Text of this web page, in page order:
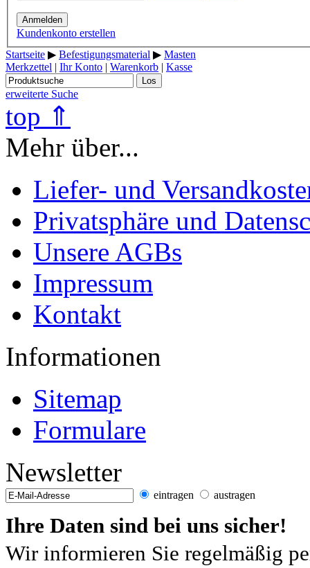
Anmelden
Kundenkonto erstellen
Startseite ▶ Befestigungsmaterial ▶ Masten
Merkzettel
Ihr Konto Warenkorb Kasse
Los
erweiterte Suche
top ⇑
Mehr über...
Liefer- und
Privatsphäre und
Unsere AGBs
Impressum
Kontakt
Informationen
Sitemap
Formulare
Newsletter
eintragen austragen
Ihre Daten sind bei uns sicher!
Wir informieren Sie regelmäßig